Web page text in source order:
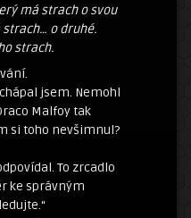
má strach o svou
o druhé.
strach.
jsem. Nemohl
Malfoy tak
si toho nevšimnul?
To zrcadlo
ke správným